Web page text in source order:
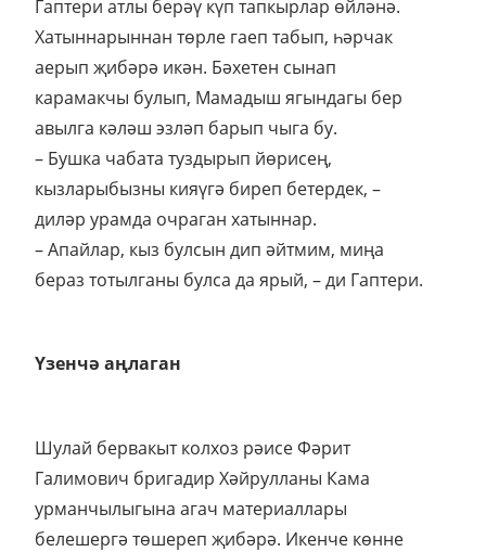
Гаптери атлы берәү күп тапкырлар өйләнә.
Хатыннарыннан төрле гаеп табып, һәрчак
аерып җибәрә икән. Бәхетен сынап
карамакчы булып, Мамадыш ягындагы бер
авылга кәләш эзләп барып чыга бу.
– Бушка чабата туздырып йөрисең,
кызларыбызны кияүгә биреп бетердек, –
диләр урамда очраган хатыннар.
– Апайлар, кыз булсын дип әйтмим, миңа
бераз тотылганы булса да ярый, – ди Гаптери.
Үзенчә аңлаган
Шулай бервакыт колхоз рәисе Фәрит
Галимович бригадир Хәйрулланы Кама
урманчылыгына агач материаллары
белешергә төшереп җибәрә. Икенче көнне